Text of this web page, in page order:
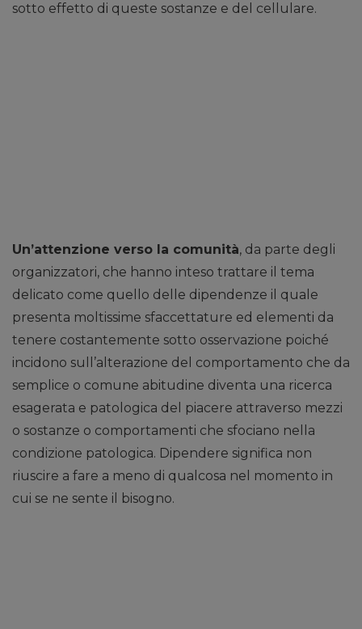
sotto effetto di queste sostanze e del cellulare.
Un’attenzione verso la comunità, da parte degli
organizzatori, che hanno inteso trattare il tema
delicato come quello delle dipendenze il quale
presenta moltissime sfaccettature ed elementi da
tenere costantemente sotto osservazione poiché
incidono sull’alterazione del comportamento che da
semplice o comune abitudine diventa una ricerca
esagerata e patologica del piacere attraverso mezzi
o sostanze o comportamenti che sfociano nella
condizione patologica. Dipendere significa non
riuscire a fare a meno di qualcosa nel momento in
cui se ne sente il bisogno.